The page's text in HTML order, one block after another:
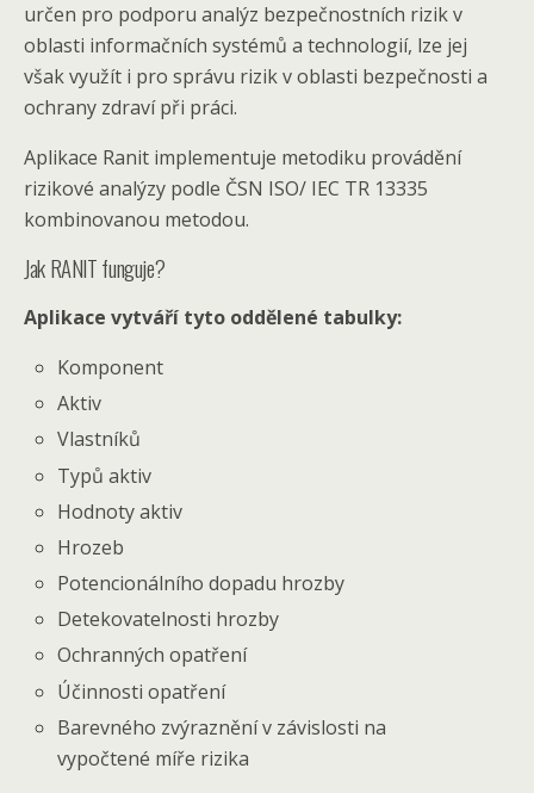
určen pro podporu analýz bezpečnostních rizik v
oblasti informačních systémů a technologií, lze jej
však využít i pro správu rizik v oblasti bezpečnosti a
ochrany zdraví při práci.
Aplikace Ranit implementuje metodiku provádění
rizikové analýzy podle ČSN ISO/ IEC TR 13335
kombinovanou metodou.
Jak RANIT funguje?
Aplikace vytváří tyto oddělené tabulky:
Komponent
Aktiv
Vlastníků
Typů aktiv
Hodnoty aktiv
Hrozeb
Potencionálního dopadu hrozby
Detekovatelnosti hrozby
Ochranných opatření
Účinnosti opatření
Barevného zvýraznění v závislosti na
vypočtené míře rizika